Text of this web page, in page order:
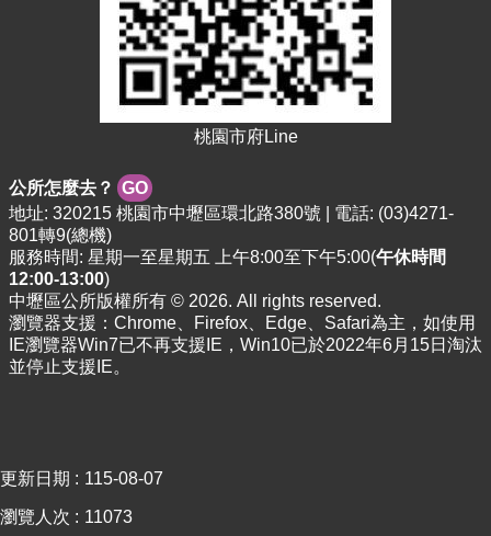
信
箱
常
見
問
題
桃
n
桃園市府Line
公所怎麼去？ GO
地址: 320215 桃園市中壢區環北路380號 | 電話: (03)4271-
801轉9(總機)
服務時間: 星期一至星期五 上午8:00至下午5:00(午休時間
12:00-13:00)
中壢區公所版權所有 © 2026. All rights reserved.
瀏覽器支援：Chrome、Firefox、Edge、Safari為主，如使用
IE瀏覽器Win7已不再支援IE，Win10已於2022年6月15日淘汰
並停止支援IE。
更新日期 115-08-07
瀏覽人次 11073